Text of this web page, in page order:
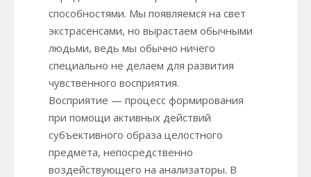
способностями. Мы появляемся на свет
экстрасенсами, но вырастаем обычными
людьми, ведь мы обычно ничего
специально не делаем для развития
чувственного восприятия.
Восприятие — процесс формирования
при помощи активных действий
субъективного образа целостного
предмета, непосредственно
воздействующего на анализаторы. В